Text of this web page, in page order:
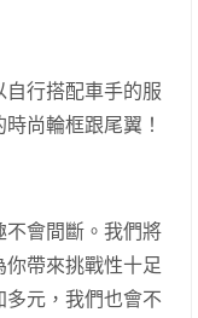
行搭配車手的服
尚輪框跟尾翼！
不會間斷。我們將
帶來挑戰性十足
多元，我們也會不